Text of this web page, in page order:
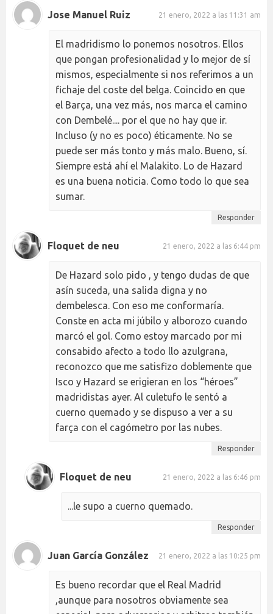
Jose Manuel Ruiz 21 enero, 2022 a las 11:31 am
El madridismo lo ponemos nosotros. Ellos
que pongan profesionalidad y lo mejor de sí
mismos, especialmente si nos referimos a un
fichaje del coste del belga. Coincido en que
el Barça, una vez más, nos marca el camino
con Dembelé.... por el que no hay que ir.
Incluso (y no es poco) éticamente. No se
puede ser más tonto y más malo. Bueno, sí.
Siempre está ahí el Malakito. Lo de Hazard
es una buena noticia. Como todo lo que sea
sumar.
Responder
Floquet de neu 21 enero, 2022 a las 6:44 pm
De Hazard solo pido , y tengo dudas de que
asín suceda, una salida digna y no
dembelesca. Con eso me conformaría.
Conste en acta mi júbilo y alborozo cuando
marcó el gol. Como estoy marcado por mi
consabido afecto a todo llo azulgrana,
reconozco que me satisfizo doblemente que
Isco y Hazard se erigieran en los “héroes”
madridistas ayer. Al culetufo le sentó a
cuerno quemado y se dispuso a ver a su
farça con el cagómetro por las nubes.
Responder
Floquet de neu 21 enero, 2022 a las 6:46 pm
...le supo a cuerno quemado.
Responder
Juan García González 21 enero, 2022 a las 10:25 pm
Es bueno recordar que el Real Madrid
,aunque para nosotros obviamente sea